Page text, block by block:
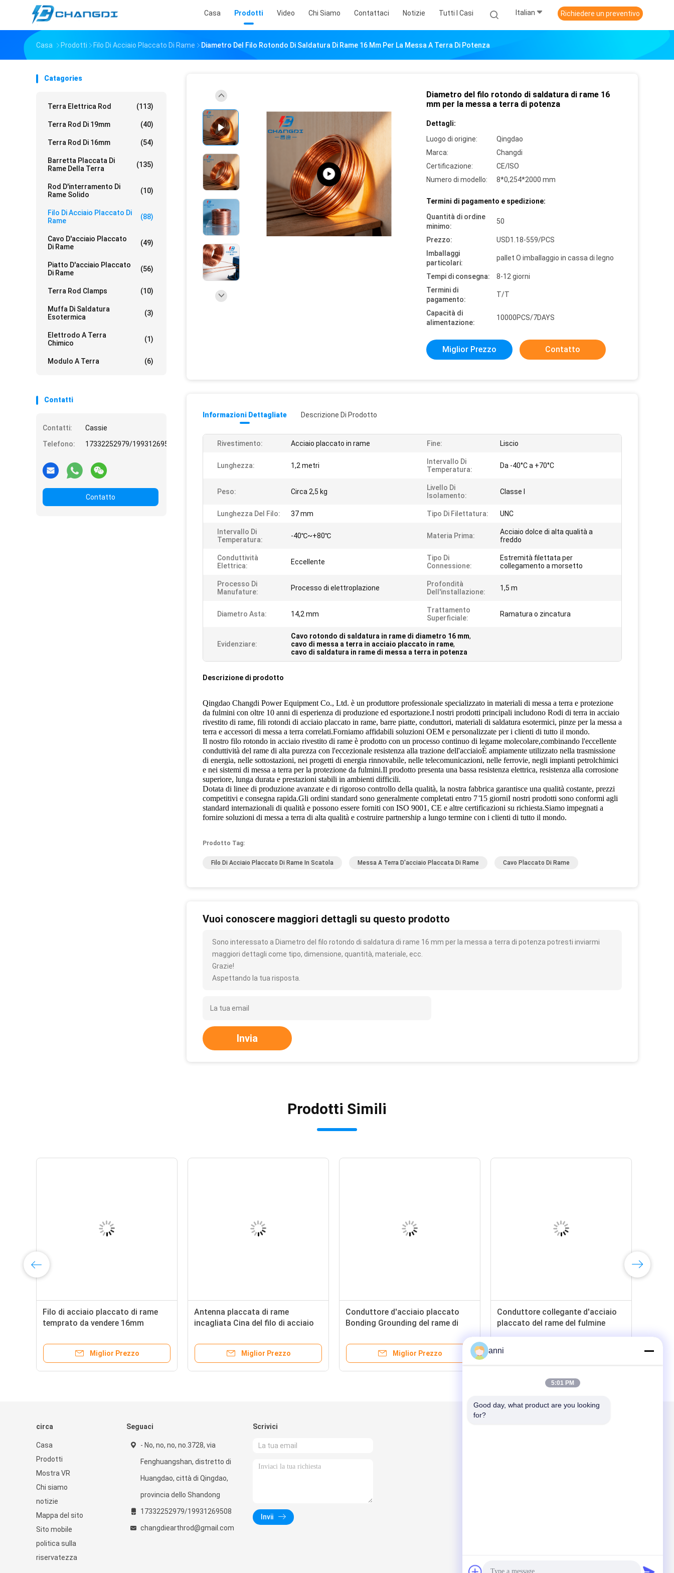
Casa Prodotti Video Chi Siamo Contattaci Notizie Tutti I Casi Italian Richiedere un preventivo
Casa Prodotti Filo Di Acciaio Placcato Di Rame Diametro Del Filo Rotondo Di Saldatura Di Rame 16 Mm Per La Messa A Terra Di Potenza
Catagories
Terra Elettrica Rod (113)
Terra Rod Di 19mm (40)
Terra Rod Di 16mm (54)
Barretta Placcata Di
Rame Della Terra
(135)
Rod D'interramento Di
Rame Solido
(10)
Filo Di Acciaio Placcato Di
Rame
(88)
Cavo D'acciaio Placcato
Di Rame
(49)
Piatto D'acciaio Placcato
Di Rame
(56)
Terra Rod Clamps (10)
Muffa Di Saldatura
Esotermica
(3)
Elettrodo A Terra
Chimico
(1)
Modulo A Terra (6)
Contatti
Contatti:
Cassie
Telefono:
17332252979/19931269508
Contatto
Diametro del filo rotondo di saldatura di rame 16
mm per la messa a terra di potenza
Dettagli:
Luogo di origine:
Qingdao
Marca:
Changdi
Certificazione:
CE/ISO
Numero di modello:
8*0,254*2000 mm
Termini di pagamento e spedizione:
Quantità di ordine
minimo:
50
Prezzo:
USD1.18-559/PCS
Imballaggi
particolari:
pallet O imballaggio in cassa di legno
Tempi di consegna:
8-12 giorni
Termini di
pagamento:
T/T
Capacità di
alimentazione:
10000PCS/7DAYS
Miglior Prezzo Contatto
Informazioni Dettagliate Descrizione Di Prodotto
Rivestimento: Acciaio placcato in rame Fine: Liscio
Lunghezza: 1,2 metri
Intervallo Di
Temperatura:
Da -40°C a +70°C
Peso: Circa 2,5 kg
Livello Di
Isolamento:
Classe I
Lunghezza Del Filo: 37 mm Tipo Di Filettatura: UNC
Intervallo Di
Temperatura:
-40℃~+80℃ Materia Prima:
Acciaio dolce di alta qualità a
freddo
Conduttività
Elettrica:
Eccellente
Tipo Di
Connessione:
Estremità filettata per
collegamento a morsetto
Processo Di
Manufature:
Processo di elettroplazione
Profondità
Dell'installazione:
1,5 m
Diametro Asta: 14,2 mm
Trattamento
Superficiale:
Ramatura o zincatura
Evidenziare:
Cavo rotondo di saldatura in rame di diametro 16 mm,
cavo di messa a terra in acciaio placcato in rame,
cavo di saldatura in rame di messa a terra in potenza
Descrizione di prodotto
Qingdao Changdi Power Equipment Co., Ltd. è un produttore professionale specializzato in materiali di messa a terra e protezione
da fulmini con oltre 10 anni di esperienza di produzione ed esportazione.I nostri prodotti principali includono Rodi di terra in acciaio
rivestito di rame, fili rotondi di acciaio placcato in rame, barre piatte, conduttori, materiali di saldatura esotermici, pinze per la messa a
terra e accessori di messa a terra correlati.Forniamo affidabili soluzioni OEM e personalizzate per i clienti di tutto il mondo.
Il nostro filo rotondo in acciaio rivestito di rame è prodotto con un processo continuo di legame molecolare,combinando l'eccellente
conduttività del rame di alta purezza con l'eccezionale resistenza alla trazione dell'acciaioÈ ampiamente utilizzato nella trasmissione
di energia, nelle sottostazioni, nei progetti di energia rinnovabile, nelle telecomunicazioni, nelle ferrovie, negli impianti petrolchimici
e nei sistemi di messa a terra per la protezione da fulmini.Il prodotto presenta una bassa resistenza elettrica, resistenza alla corrosione
superiore, lunga durata e prestazioni stabili in ambienti difficili.
Dotata di linee di produzione avanzate e di rigoroso controllo della qualità, la nostra fabbrica garantisce una qualità costante, prezzi
competitivi e consegna rapida.Gli ordini standard sono generalmente completati entro 7 ̊15 giorniI nostri prodotti sono conformi agli
standard internazionali di qualità e possono essere forniti con ISO 9001, CE e altre certificazioni su richiesta.Siamo impegnati a
fornire soluzioni di messa a terra di alta qualità e costruire partnership a lungo termine con i clienti di tutto il mondo.
Prodotto Tag:
Filo Di Acciaio Placcato Di Rame In Scatola Messa A Terra D'acciaio Placcata Di Rame Cavo Placcato Di Rame
Vuoi conoscere maggiori dettagli su questo prodotto
Sono interessato a Diametro del filo rotondo di saldatura di rame 16 mm per la messa a terra di potenza potresti inviarmi
maggiori dettagli come tipo, dimensione, quantità, materiale, ecc.
Grazie!
Aspettando la tua risposta.
Invia
Prodotti Simili
Filo di acciaio placcato di rame
temprato da vendere 16mm
Miglior Prezzo
Antenna placcata di rame
incagliata Cina del filo di acciaio
Miglior Prezzo
Conduttore d'acciaio placcato
Bonding Grounding del rame di
Miglior Prezzo
Conduttore collegante d'acciaio
placcato del rame del fulmine
circa
Casa
Prodotti
Mostra VR
Chi siamo
notizie
Mappa del sito
Sito mobile
politica sulla
riservatezza
Seguaci
- No, no, no, no.3728, via
Fenghuangshan, distretto di
Huangdao, città di Qingdao,
provincia dello Shandong
17332252979/19931269508
changdiearthrod@gmail.com
Scrivici
Invii
anni
5:01 PM
Good day, what product are you looking
for?